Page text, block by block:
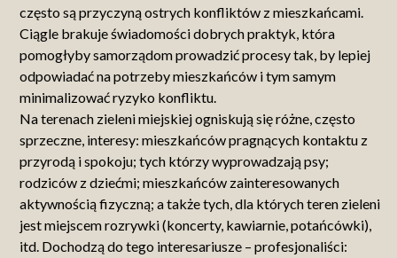
często są przyczyną ostrych konfliktów z mieszkańcami.
Ciągle brakuje świadomości dobrych praktyk, która
pomogłyby samorządom prowadzić procesy tak, by lepiej
odpowiadać na potrzeby mieszkańców i tym samym
minimalizować ryzyko konfliktu.
Na terenach zieleni miejskiej ogniskują się różne, często
sprzeczne, interesy: mieszkańców pragnących kontaktu z
przyrodą i spokoju; tych którzy wyprowadzają psy;
rodziców z dziećmi; mieszkańców zainteresowanych
aktywnością fizyczną; a także tych, dla których teren zieleni
jest miejscem rozrywki (koncerty, kawiarnie, potańcówki),
itd. Dochodzą do tego interesariusze – profesjonaliści: